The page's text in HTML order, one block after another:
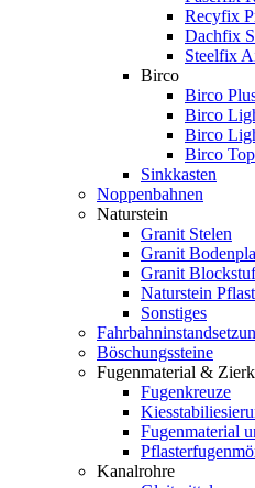
Recyfix
Dachfix
Steelfix
Birco
Birco
Birco
Birco
Birco
Sinkkasten
Noppenbahnen
Naturstein
Granit Stelen
Granit
Granit
Naturstein
Sonstiges
Böschungssteine
Fugenmaterial &
Fugenkreuze
Fugenmaterial
Kanalrohre